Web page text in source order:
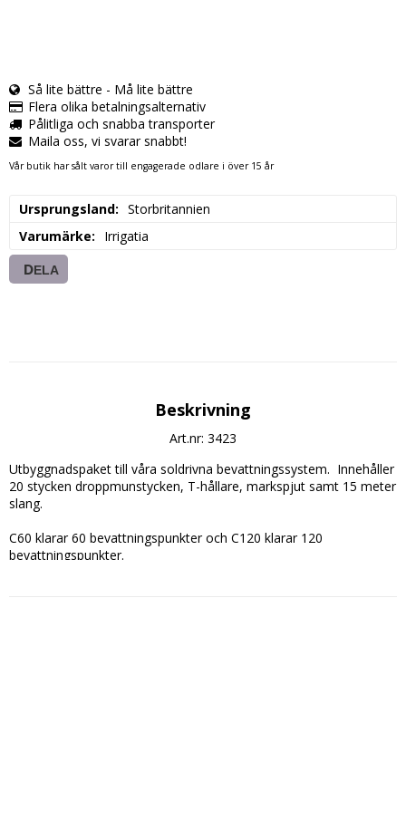
Så lite bättre - Må lite bättre
Flera olika betalningsalternativ
Pålitliga och snabba transporter
Maila oss, vi svarar snabbt!
Vår butik har sålt varor till engagerade odlare i över 15 år
Ursprungsland
Storbritannien
Varumärke
Irrigatia
DELA
Beskrivning
Art.nr: 3423
Utbyggnadspaket till våra soldrivna bevattningssystem.  Innehåller
20 stycken droppmunstycken, T-hållare, markspjut samt 15 meter
slang.
C60 klarar 60 bevattningspunkter och C120 klarar 120
bevattningspunkter.